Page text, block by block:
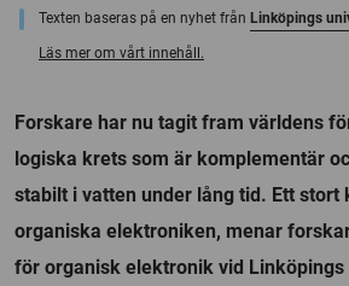
Texten baseras på en nyhet från Linköpings
Läs mer om vårt innehåll.
Forskare har nu tagit fram världens
logiska krets som är komplementär
stabilt i vatten under lång tid. Ett stort
organiska elektroniken, menar
för organisk elektronik vid